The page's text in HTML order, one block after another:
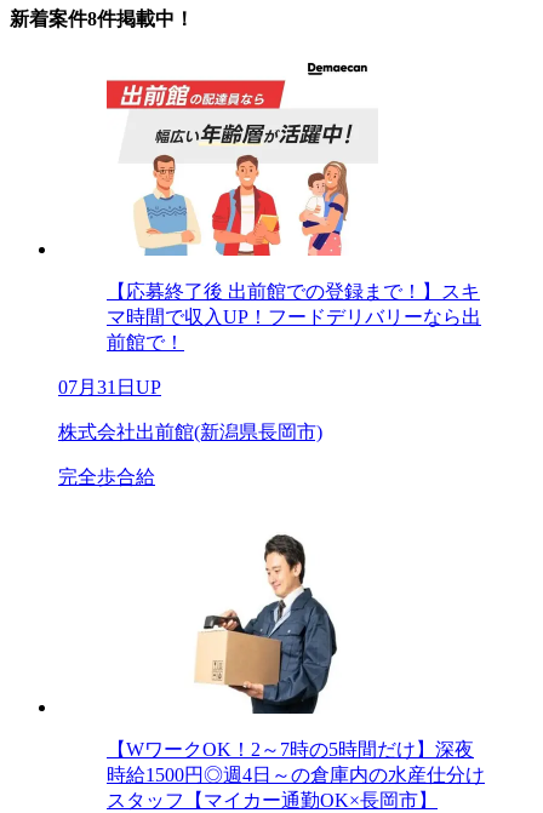
新着案件8件掲載中！
【応募終了後 出前館での登録まで！】スキ
マ時間で収入UP！フードデリバリーなら出
前館で！
07月31日UP
株式会社出前館(新潟県長岡市)
完全歩合給
【WワークOK！2～7時の5時間だけ】深夜
時給1500円◎週4日～の倉庫内の水産仕分け
スタッフ【マイカー通勤OK×長岡市】